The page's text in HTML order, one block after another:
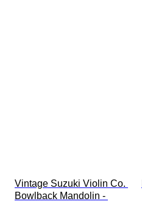
Vintage Suzuki Violin Co.
Bowlback Mandolin -